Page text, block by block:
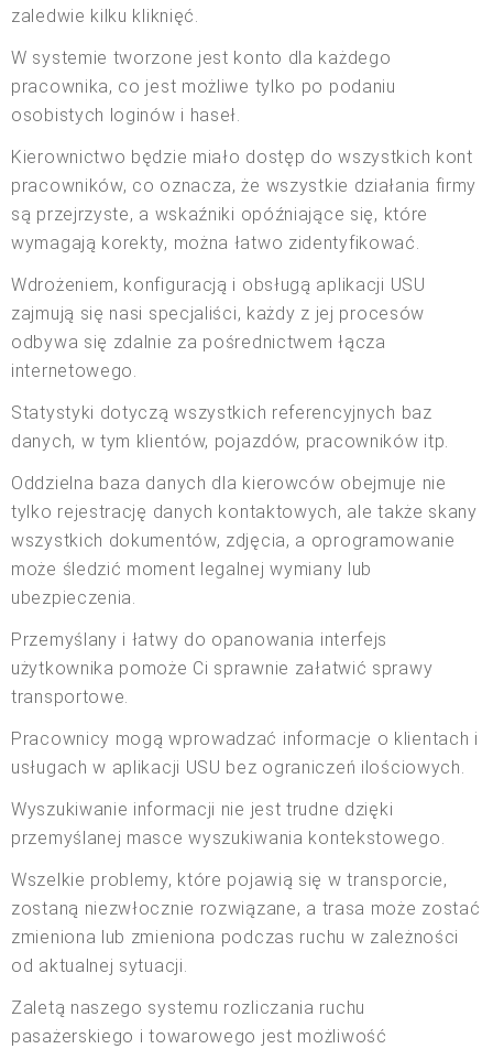
zaledwie kilku kliknięć.
W systemie tworzone jest konto dla każdego
pracownika, co jest możliwe tylko po podaniu
osobistych loginów i haseł.
Kierownictwo będzie miało dostęp do wszystkich kont
pracowników, co oznacza, że wszystkie działania firmy
są przejrzyste, a wskaźniki opóźniające się, które
wymagają korekty, można łatwo zidentyfikować.
Wdrożeniem, konfiguracją i obsługą aplikacji USU
zajmują się nasi specjaliści, każdy z jej procesów
odbywa się zdalnie za pośrednictwem łącza
internetowego.
Statystyki dotyczą wszystkich referencyjnych baz
danych, w tym klientów, pojazdów, pracowników itp.
Oddzielna baza danych dla kierowców obejmuje nie
tylko rejestrację danych kontaktowych, ale także skany
wszystkich dokumentów, zdjęcia, a oprogramowanie
może śledzić moment legalnej wymiany lub
ubezpieczenia.
Przemyślany i łatwy do opanowania interfejs
użytkownika pomoże Ci sprawnie załatwić sprawy
transportowe.
Pracownicy mogą wprowadzać informacje o klientach i
usługach w aplikacji USU bez ograniczeń ilościowych.
Wyszukiwanie informacji nie jest trudne dzięki
przemyślanej masce wyszukiwania kontekstowego.
Wszelkie problemy, które pojawią się w transporcie,
zostaną niezwłocznie rozwiązane, a trasa może zostać
zmieniona lub zmieniona podczas ruchu w zależności
od aktualnej sytuacji.
Zaletą naszego systemu rozliczania ruchu
pasażerskiego i towarowego jest możliwość